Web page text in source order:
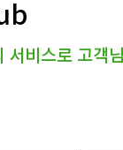
비스로 고객